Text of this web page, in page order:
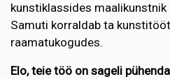
kunstiklassides
Samuti korraldab ta
raamatukogudes.
Elo, teie töö on sageli